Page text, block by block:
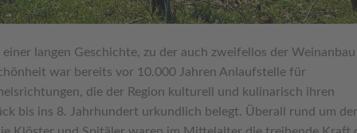
langen Geschichte, zu der auch zweifellos der Weinanbau
war bereits vor 10.000 Jahren Anlaufstelle für
die der Region kulturell und kulinarisch ihren
bis ins 8. Jahrhundert urkundlich belegt. Überall rund um